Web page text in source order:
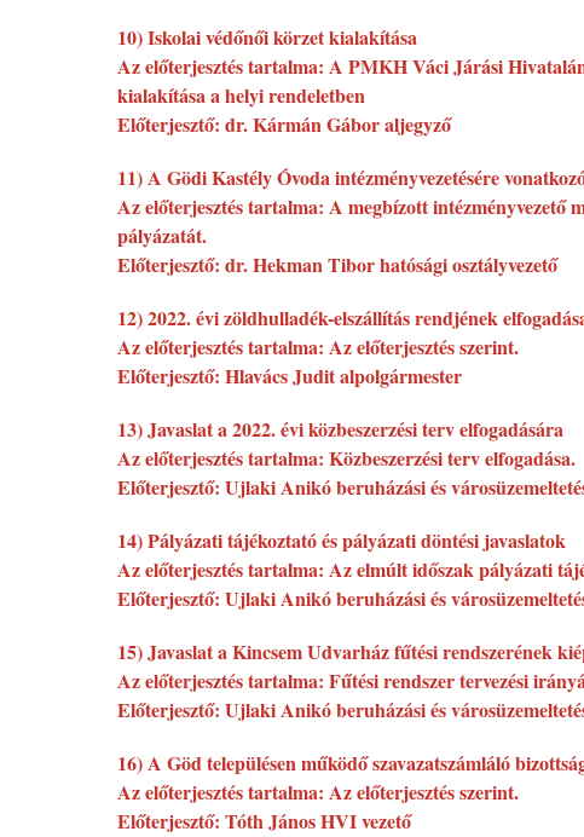
10) Iskolai védőnői körzet kialakítása
Az előterjesztés tartalma: A PMKH Váci Járási
kialakítása a helyi rendeletben
Előterjesztő: dr. Kármán Gábor aljegyző
11) A Gödi Kastély Óvoda intézményvezetésére
Az előterjesztés tartalma: A megbízott intézményvezető
pályázatát.
Előterjesztő: dr. Hekman Tibor hatósági osztályvezető
12) 2022. évi zöldhulladék-elszállítás rendjének
Az előterjesztés tartalma: Az előterjesztés szerint.
Előterjesztő: Hlavács Judit alpolgármester
13) Javaslat a 2022. évi közbeszerzési terv elfogadására
Az előterjesztés tartalma: Közbeszerzési terv elfogadása.
Előterjesztő: Ujlaki Anikó beruházási és
14) Pályázati tájékoztató és pályázati döntési javaslatok
Az előterjesztés tartalma: Az elmúlt időszak pályázati
Előterjesztő: Ujlaki Anikó beruházási és
15) Javaslat a Kincsem Udvarház fűtési rendszerének
Az előterjesztés tartalma: Fűtési rendszer tervezési
Előterjesztő: Ujlaki Anikó beruházási és
16) A Göd településen működő szavazatszámláló
Az előterjesztés tartalma: Az előterjesztés szerint.
Előterjesztő: Tóth János HVI vezető